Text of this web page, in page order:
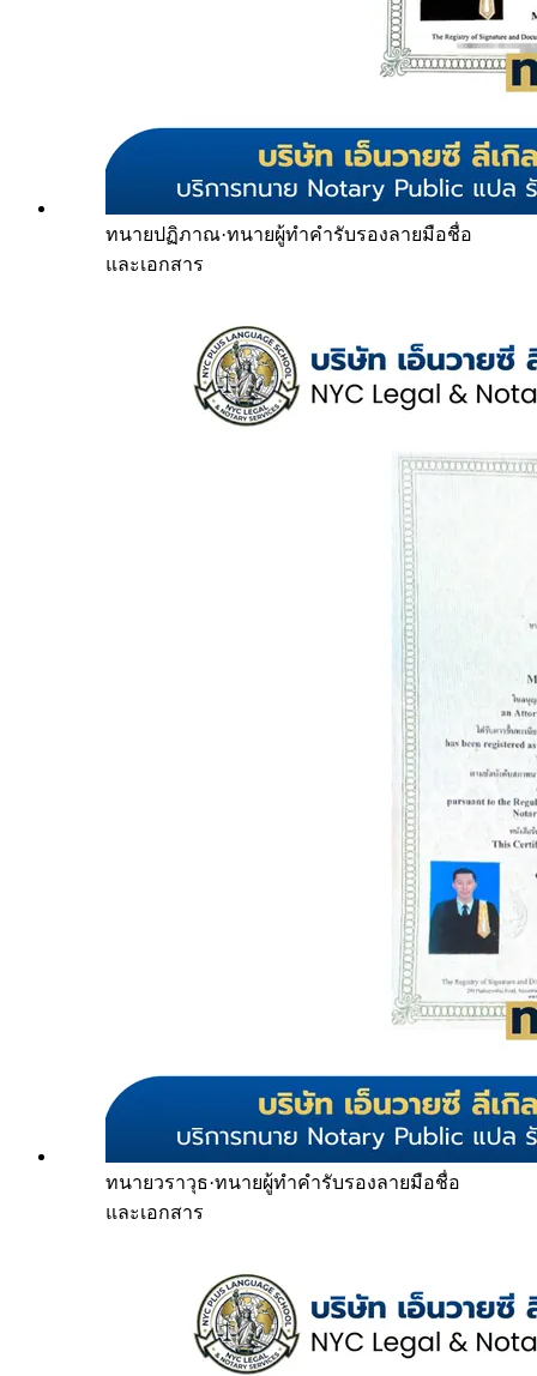
ทนายปฏิภาณ·ทนายผู้ทำคำรับรองลายมือชื่อ
และเอกสาร
ทนายวราวุธ·ทนายผู้ทำคำรับรองลายมือชื่อ
และเอกสาร